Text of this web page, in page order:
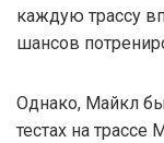
каждую трассу
шансов
Однако, Майкл
тестах на